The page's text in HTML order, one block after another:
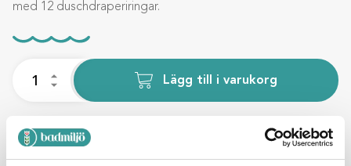
med 12 duschdraperiringar.
Lägg till i varukorg
BESKRIVNING